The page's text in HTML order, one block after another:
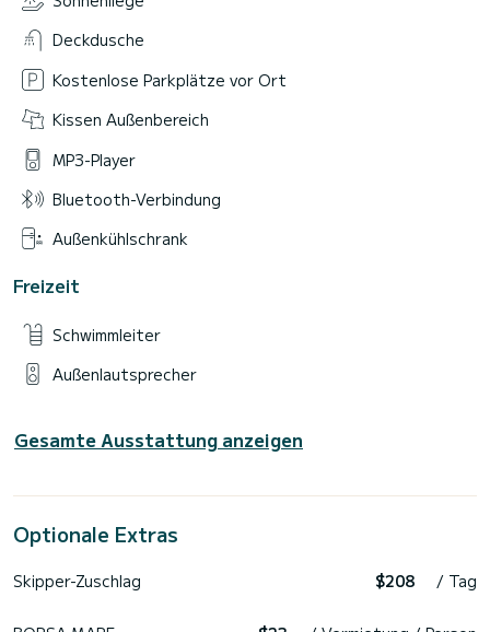
Da noi potrai acquistare:
•digestivi produzione propria(Limoncello,Mirto di Sardegna)
•pasticceria tipica sarda produzione propria.
SI RICHIEDE LA PRENOTAZIONE ANTICIPATA.
Deckdusche
Kostenlose Parkplätze vor Ort
Kissen Außenbereich
MP3-Player
Bluetooth-Verbindung
Außenkühlschrank
Freizeit
Schwimmleiter
Außenlautsprecher
Gesamte Ausstattung anzeigen
Optionale Extras
Skipper-Zuschlag $208 / Tag